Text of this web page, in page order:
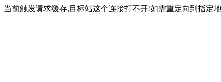
当前触发请求缓存,目标站这个连接打不开!如需重定向到指定